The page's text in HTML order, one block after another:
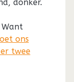
donker.
ons
twee